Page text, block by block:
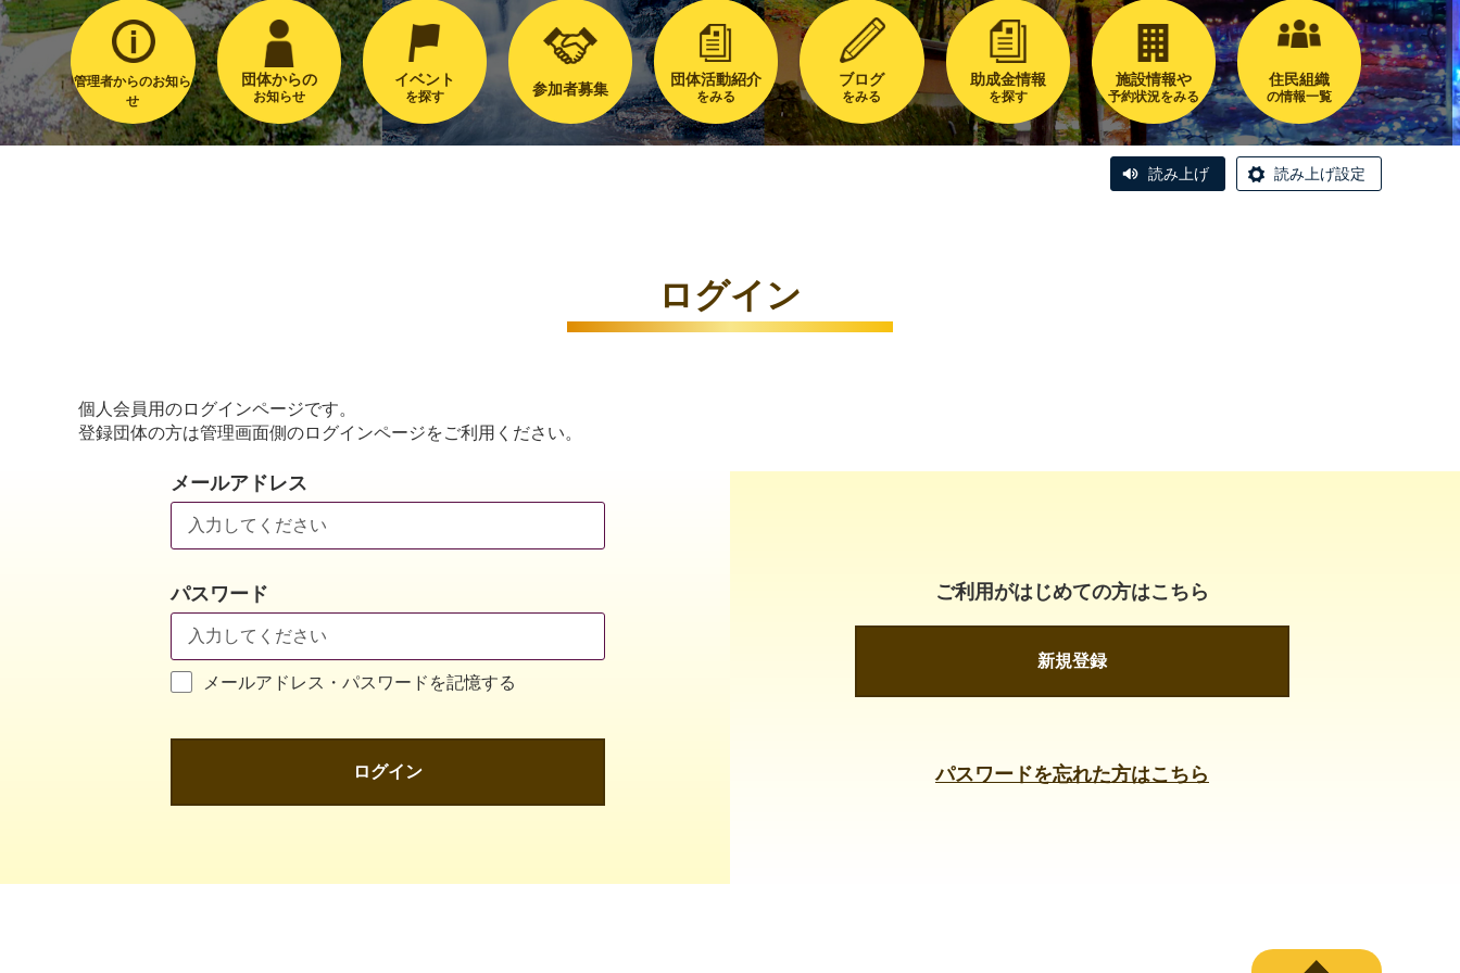
管理者からのお知ら
せ
団体からの
お知らせ
イベント
を探す 参加者募集
団体活動紹介
をみる
ブログ
をみる
助成金情報
を探す
施設情報や
予約状況をみる
住民組織
の情報一覧
読み上げ 読み上げ設定
ログイン
個人会員用のログインページです。
登録団体の方は管理画面側のログインページをご利用ください。
メールアドレス
パスワード
メールアドレス・パスワードを記憶する
ログイン
ご利用がはじめての方はこちら
新規登録
パスワードを忘れた方はこちら